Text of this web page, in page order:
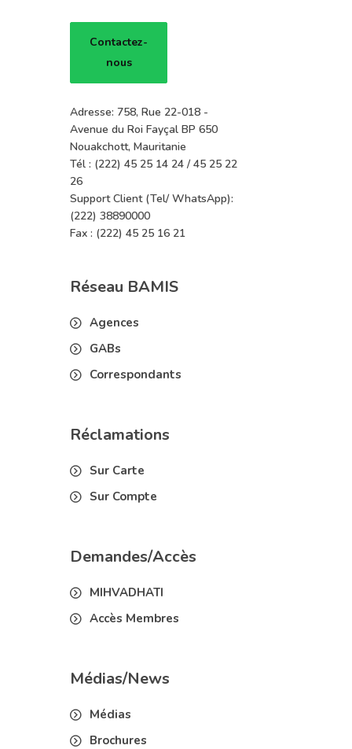
Contactez-
nous
Adresse: 758, Rue 22-018 -
Avenue du Roi Fayçal BP 650
Nouakchott, Mauritanie
Tél : (222) 45 25 14 24 / 45 25 22
26
Support Client (Tel/ WhatsApp):
(222) 38890000
Fax : (222) 45 25 16 21
Réseau BAMIS
Agences
GABs
Correspondants
Réclamations
Sur Carte
Sur Compte
Demandes/Accès
MIHVADHATI
Accès Membres
Médias/News
Médias
Brochures